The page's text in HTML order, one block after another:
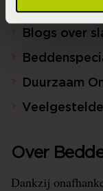
Slaapfysio
Blogs over
Duurzaam
Over
Dankzij